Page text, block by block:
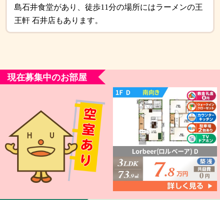
島石井食堂があり、徒歩11分の場所にはラーメンの王
王軒 石井店もあります。
現在募集中のお部屋